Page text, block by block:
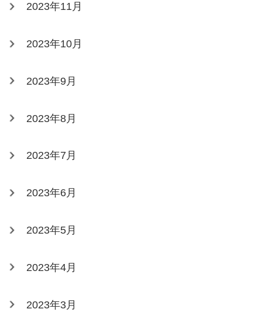
2023年11月
2023年10月
2023年9月
2023年8月
2023年7月
2023年6月
2023年5月
2023年4月
2023年3月